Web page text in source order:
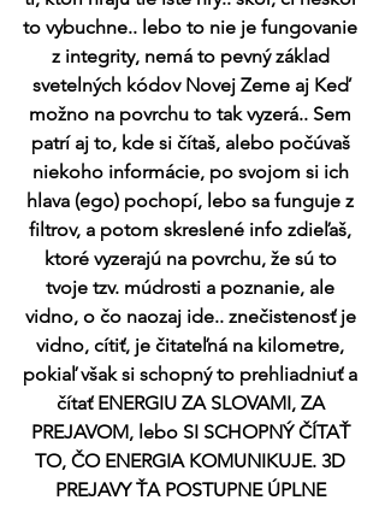
to vybuchne.. lebo to nie je fungovanie
z integrity, nemá to pevný základ
svetelných kódov Novej Zeme aj Keď
možno na povrchu to tak vyzerá.. Sem
patrí aj to, kde si čítaš, alebo počúvaš
niekoho informácie, po svojom si ich
hlava (ego) pochopí, lebo sa funguje z
filtrov, a potom skreslené info zdieľaš,
ktoré vyzerajú na povrchu, že sú to
tvoje tzv. múdrosti a poznanie, ale
vidno, o čo naozaj ide.. znečistenosť je
vidno, cítiť, je čitateľná na kilometre,
pokiaľ však si schopný to prehliadniuť a
čítať ENERGIU ZA SLOVAMI, ZA
PREJAVOM, lebo SI SCHOPNÝ ČÍTAŤ
TO, ČO ENERGIA KOMUNIKUJE. 3D
PREJAVY ŤA POSTUPNE ÚPLNE